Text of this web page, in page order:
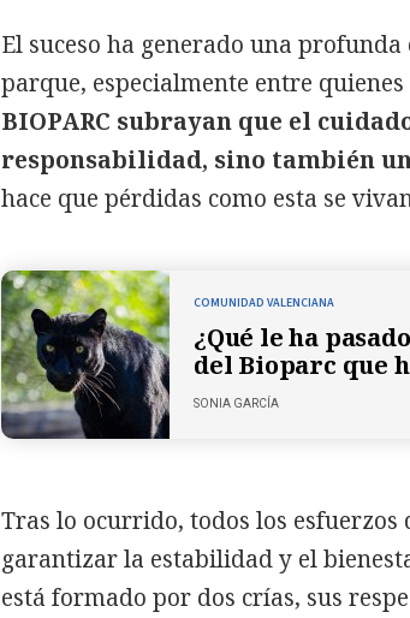
El suceso ha generado una
parque, especialmente entre
BIOPARC subrayan que el
responsabilidad, sino también
hace que pérdidas como esta se
COMUNIDAD VALENCIANA
¿Qué le ha
del Bioparc que
SONIA GARCÍA
Tras lo ocurrido, todos los esfuerzos
garantizar la estabilidad y el
está formado por dos crías, sus